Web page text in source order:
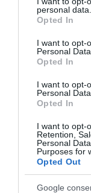
grant or deny
use your data for
consent section.
personal data.
Opted In
I want to opt-
Personal Data.
Opted In
I want to opt-
Personal
Opted In
I want to opt-
Retention,
Personal
Purposes for
Opted Out
Google
Vilmos herceg
és ez is
nyilvános
legjobb
Károly és
kapcsolatban.
Harry egy